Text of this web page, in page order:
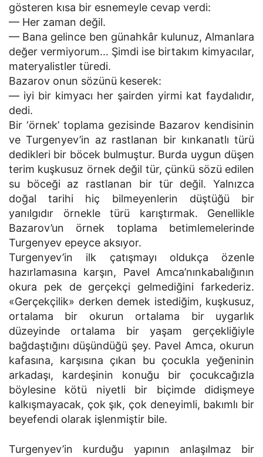
gösteren kısa bir esnemeyle cevap verdi:
— Her zaman değil.
— Bana gelince ben günahkâr kulunuz, Almanlara
değer vermiyorum… Şimdi ise birtakım kimyacılar,
materyalistler türedi.
Bazarov onun sözünü keserek:
— iyi bir kimyacı her şairden yirmi kat faydalıdır,
dedi.
Bir ‘örnek’ toplama gezisinde Bazarov kendisinin
ve Turgenyev’in az rastlanan bir kınkanatlı türü
dedikleri bir böcek bulmuştur. Burda uygun düşen
terim kuşkusuz örnek değil tür, çünkü sözü edilen
su böceği az rastlanan bir tür değil. Yalnızca
doğal tarihi hiç bilmeyenlerin düştüğü bir
yanılgıdır örnekle türü karıştırmak. Genellikle
Bazarov’un örnek toplama betimlemelerinde
Turgenyev epeyce aksıyor.
Turgenyev’in ilk çatışmayı oldukça özenle
hazırlamasına karşın, Pavel Amca’nınkabalığının
okura pek de gerçekçi gelmediğini farkederiz.
«Gerçekçilik» derken demek istediğim, kuşkusuz,
ortalama bir okurun ortalama bir uygarlık
düzeyinde ortalama bir yaşam gerçekliğiyle
bağdaştığını düşündüğü şey. Pavel Amca, okurun
kafasına, karşısına çıkan bu çocukla yeğeninin
arkadaşı, kardeşinin konuğu bir çocukcağızla
böylesine kötü niyetli bir biçimde didişmeye
kalkışmayacak, çok şık, çok deneyimli, bakımlı bir
beyefendi olarak işlenmiştir bile.
Turgenyev’in kurduğu yapının anlaşılmaz bir